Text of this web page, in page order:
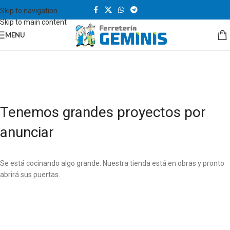
Skip to navigation
Skip to main content
MENU
Tenemos grandes proyectos por
anunciar
Se está cocinando algo grande. Nuestra tienda está en obras y pronto
abrirá sus puertas.